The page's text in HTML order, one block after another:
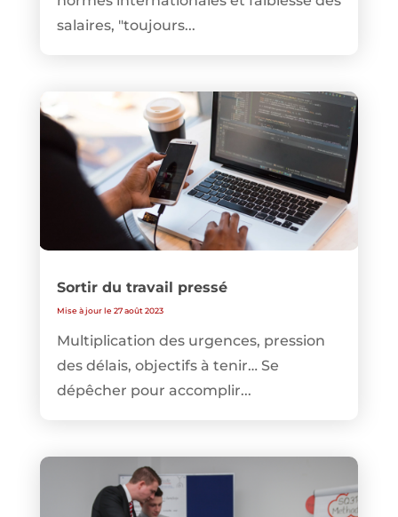
salaires, "toujours...
Sortir du travail pressé
Mise à jour le 27 août 2023
Multiplication des urgences, pression
des délais, objectifs à tenir… Se
dépêcher pour accomplir...